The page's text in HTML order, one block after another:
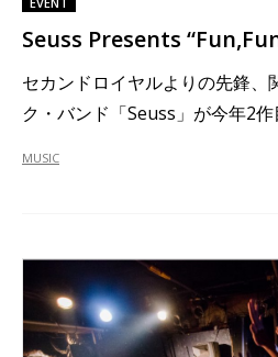
Seuss Presents
セカンドロイヤルよりの先鋒、
ク・バンド「Seuss」が今年2
MUSIC